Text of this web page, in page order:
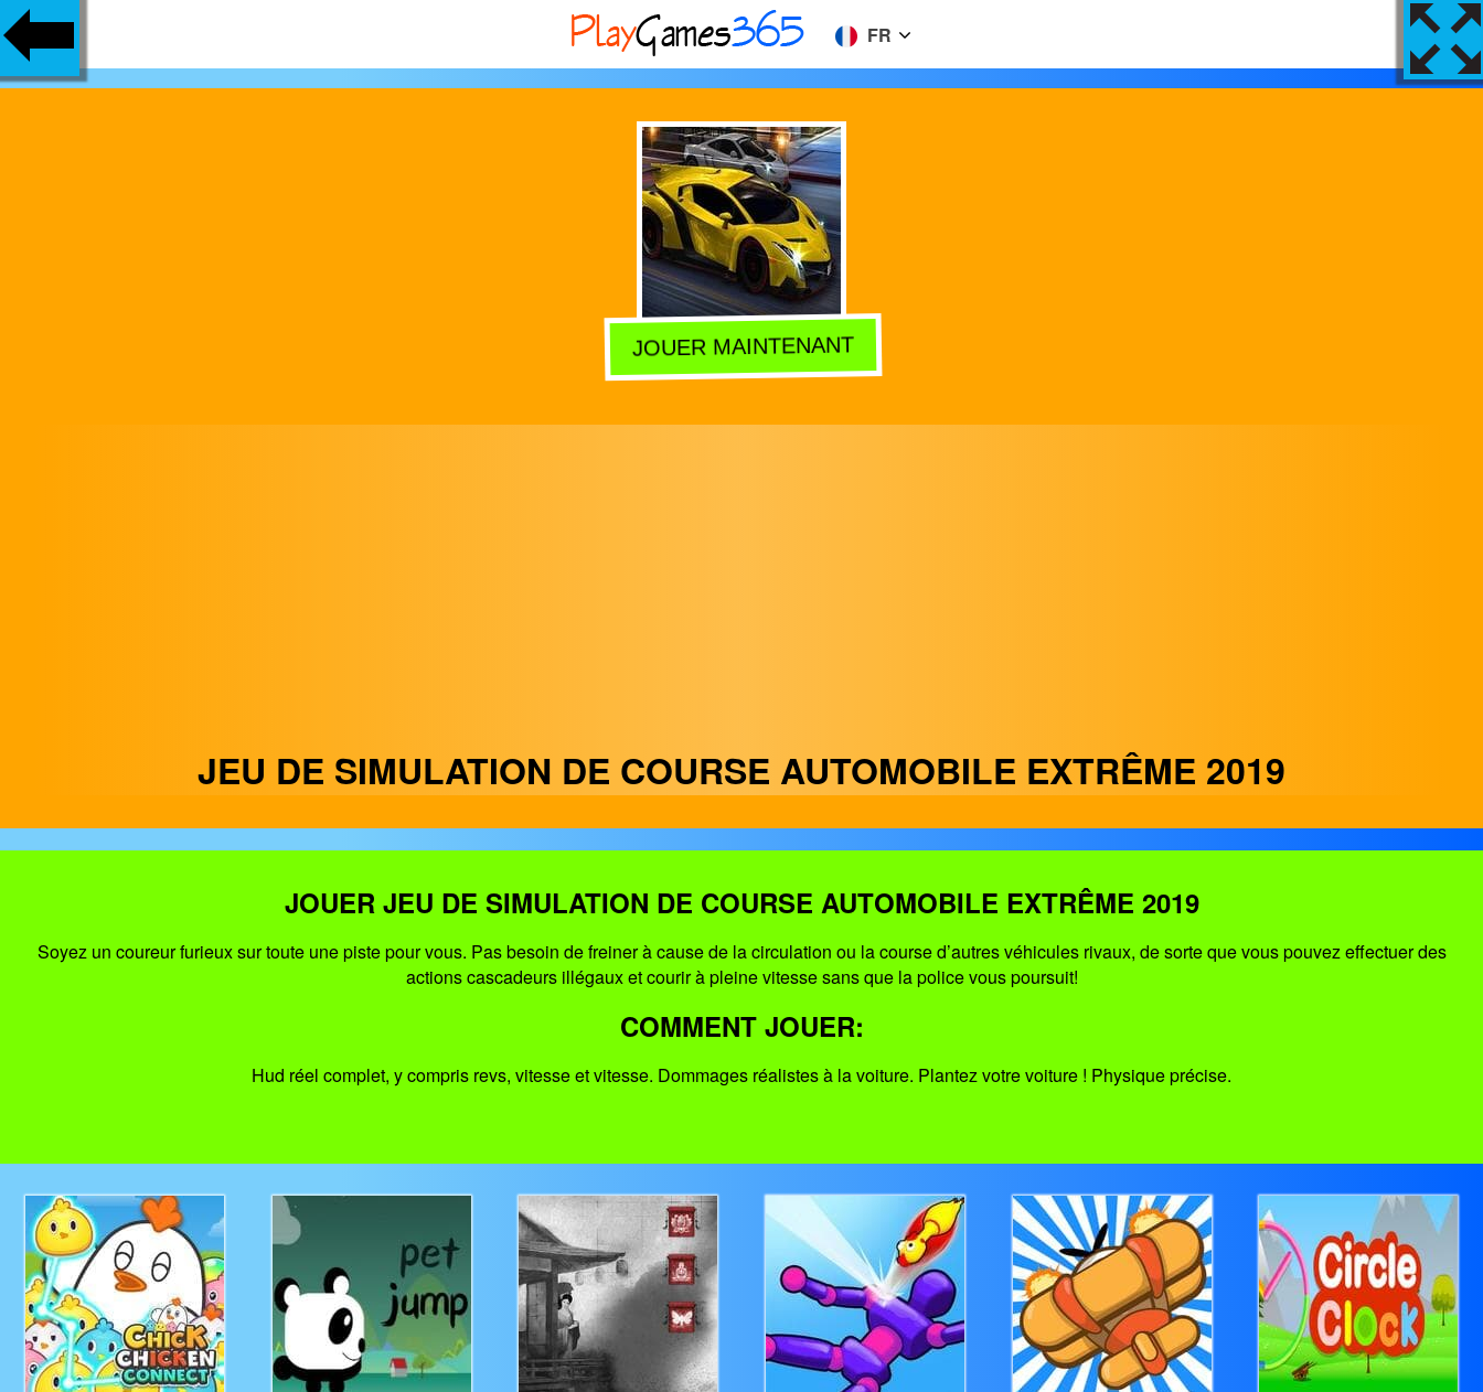
FR
JOUER MAINTENANT
JEU DE SIMULATION DE COURSE AUTOMOBILE EXTRÊME 2019
JOUER JEU DE SIMULATION DE COURSE AUTOMOBILE EXTRÊME 2019
Soyez un coureur furieux sur toute une piste pour vous. Pas besoin de freiner à cause de la circulation ou la course d’autres véhicules rivaux, de sorte que vous pouvez effectuer des
actions cascadeurs illégaux et courir à pleine vitesse sans que la police vous poursuit!
COMMENT JOUER:
Hud réel complet, y compris revs, vitesse et vitesse. Dommages réalistes à la voiture. Plantez votre voiture ! Physique précise.